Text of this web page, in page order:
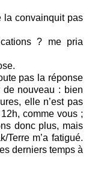
la convainquit pas
? me pria
pas la réponse
de nouveau : bien
elle n’est pas
comme vous ;
donc plus, mais
Terre m’a fatigué.
derniers temps à